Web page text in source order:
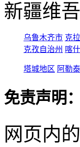
新疆维
乌鲁木齐市 克
克孜自治州 喀
塔城地区 阿勒
免责声明：
网页内